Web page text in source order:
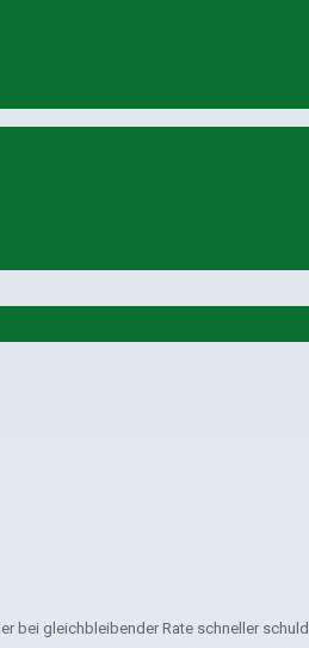
bei gleichbleibender Rate schneller